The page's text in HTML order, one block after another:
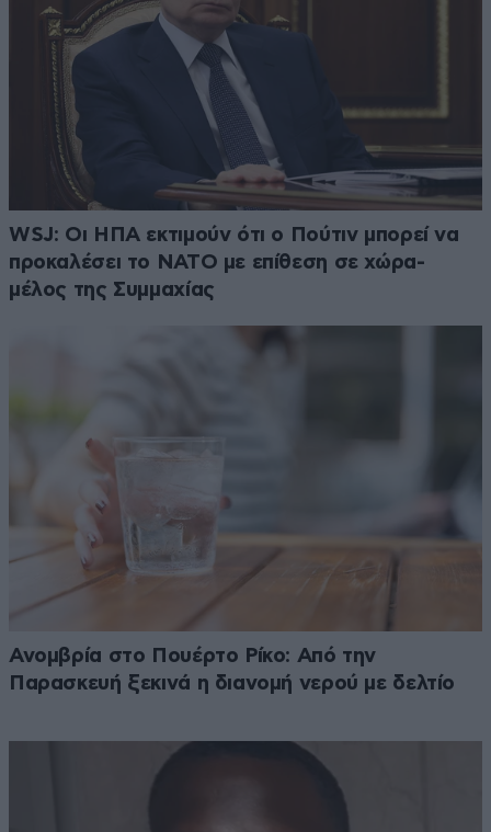
WSJ: Οι ΗΠΑ εκτιμούν ότι ο Πούτιν μπορεί να
προκαλέσει το ΝΑΤΟ με επίθεση σε χώρα-
μέλος της Συμμαχίας
Ανομβρία στο Πουέρτο Ρίκο: Από την
Παρασκευή ξεκινά η διανομή νερού με δελτίο